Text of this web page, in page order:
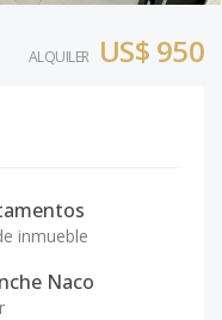
ALQUILER US$ 950
inmueble
Naco